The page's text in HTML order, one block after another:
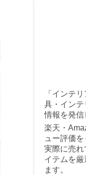
「インテ
具・イン
情報を発信
楽天・
ュー評価を
実際に売
イテムを
ます。